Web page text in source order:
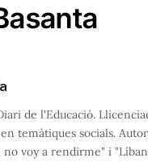
de l'Educació.
temàtiques socials.
no voy a rendirme" i